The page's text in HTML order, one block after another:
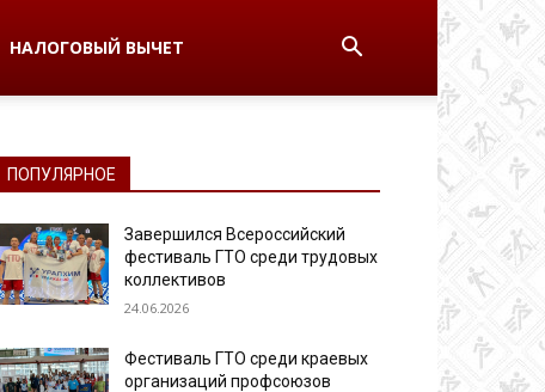
НАЛОГОВЫЙ ВЫЧЕТ
ПОПУЛЯРНОЕ
Завершился Всероссийский
фестиваль ГТО среди трудовых
коллективов
24.06.2026
Фестиваль ГТО среди краевых
организаций профсоюзов